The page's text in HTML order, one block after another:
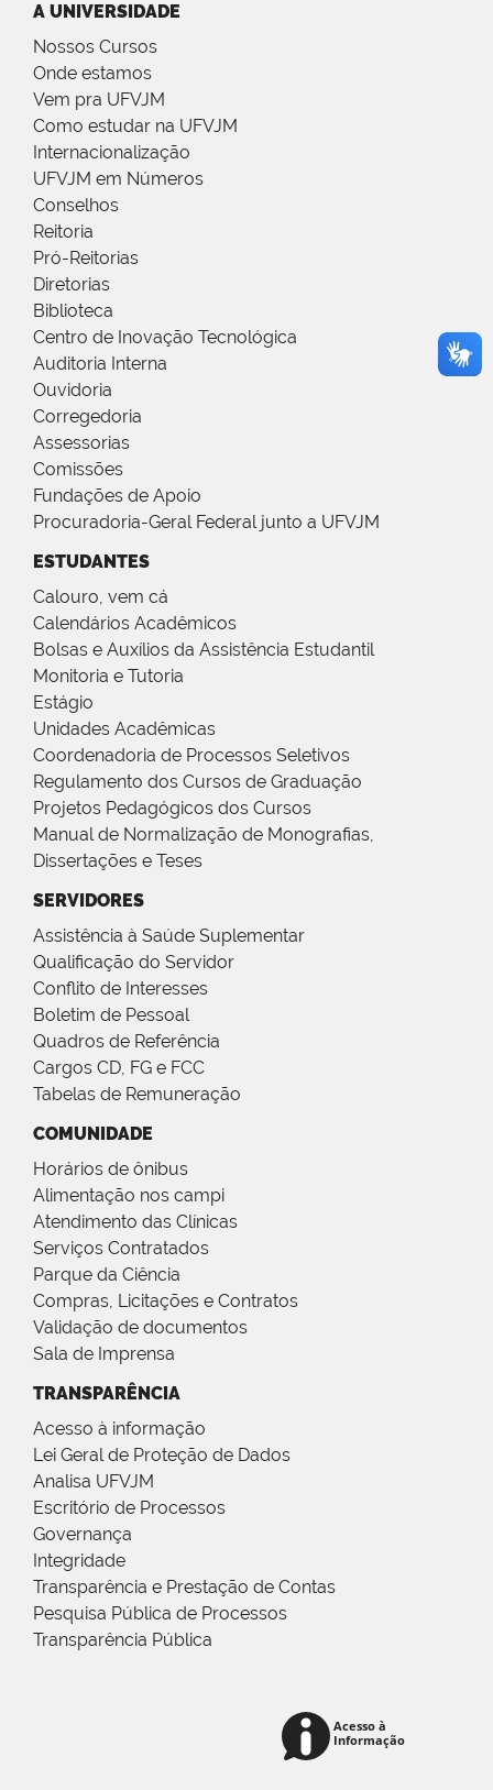
A UNIVERSIDADE
Nossos Cursos
Onde estamos
Vem pra UFVJM
Como estudar na UFVJM
Internacionalização
UFVJM em Números
Conselhos
Reitoria
Pró-Reitorias
Diretorias
Biblioteca
Centro de Inovação Tecnológica
Auditoria Interna
Ouvidoria
Corregedoria
Assessorias
Comissões
Fundações de Apoio
Procuradoria-Geral Federal junto a UFVJM
ESTUDANTES
Calouro, vem cá
Calendários Acadêmicos
Bolsas e Auxílios da Assistência Estudantil
Monitoria e Tutoria
Estágio
Unidades Acadêmicas
Coordenadoria de Processos Seletivos
Regulamento dos Cursos de Graduação
Projetos Pedagógicos dos Cursos
Manual de Normalização de Monografias,
Dissertações e Teses
SERVIDORES
Assistência à Saúde Suplementar
Qualificação do Servidor
Conflito de Interesses
Boletim de Pessoal
Quadros de Referência
Cargos CD, FG e FCC
Tabelas de Remuneração
COMUNIDADE
Horários de ônibus
Alimentação nos campi
Atendimento das Clínicas
Serviços Contratados
Parque da Ciência
Compras, Licitações e Contratos
Validação de documentos
Sala de Imprensa
TRANSPARÊNCIA
Acesso à informação
Lei Geral de Proteção de Dados
Analisa UFVJM
Escritório de Processos
Governança
Integridade
Transparência e Prestação de Contas
Pesquisa Pública de Processos
Transparência Pública